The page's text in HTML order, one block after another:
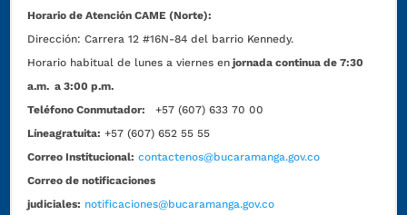
Horario de Atención CAME (Norte):
Dirección:Carrera 12 #16N-84 del barrio Kennedy.
Horario habitual de lunes a viernes en jornada continua de 7:30
a.m. a 3:00 p.m.
Teléfono Conmutador:
+57 (607) 633 70 00
Líneagratuita: +57 (607) 652 55 55
Correo Institucional: contactenos@bucaramanga.gov.co
Correo de notificaciones
judiciales: notificaciones@bucaramanga.gov.co